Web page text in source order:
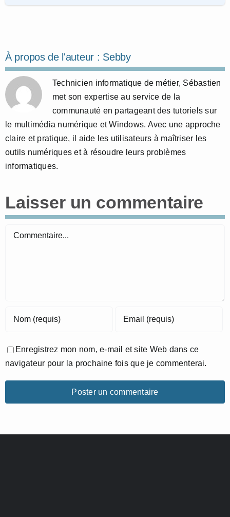
À propos de l'auteur : Sebby
Technicien informatique de métier, Sébastien
met son expertise au service de la
communauté en partageant des tutoriels sur
le multimédia numérique et Windows. Avec une approche
claire et pratique, il aide les utilisateurs à maîtriser les
outils numériques et à résoudre leurs problèmes
informatiques.
Laisser un commentaire
Commentaire
Enregistrez mon nom, e-mail et site Web dans ce
navigateur pour la prochaine fois que je commenterai.